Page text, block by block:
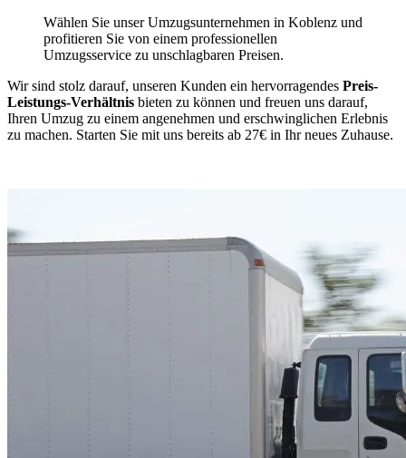
Wählen Sie unser Umzugsunternehmen in Koblenz und
profitieren Sie von einem professionellen
Umzugsservice zu unschlagbaren Preisen.
Wir sind stolz darauf, unseren Kunden ein hervorragendes Preis-
Leistungs-Verhältnis bieten zu können und freuen uns darauf,
Ihren Umzug zu einem angenehmen und erschwinglichen Erlebnis
zu machen. Starten Sie mit uns bereits ab 27€ in Ihr neues Zuhause.